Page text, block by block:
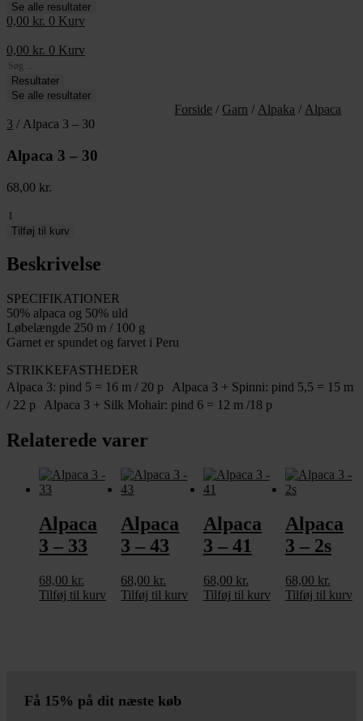
Se alle resultater
0,00 kr. 0 Kurv
0,00 kr. 0 Kurv
Search
...Resultater
Se alle resultater
Forside / Garn / Alpaka / Alpaca
3 / Alpaca 3 – 30
Alpaca 3 – 30
68,00 kr.
Alpaca
3
30
antal
Tilføj til kurv
Beskrivelse
SPECIFIKATIONER
50% alpaca og 50% uld
Løbelængde 250 m / 100 g
Garnet er spundet og farvet i Peru
STRIKKEFASTHEDER
Alpaca 3: pind 5 = 16 m / 20 p Alpaca 3 + Spinni: pind 5,5 = 15 m
/ 22 p Alpaca 3 + Silk Mohair: pind 6 = 12 m /18 p
Relaterede varer
Alpaca
3 – 33
68,00 kr.
Tilføj til kurv
Alpaca
3 – 43
68,00 kr.
Tilføj til kurv
Alpaca
3 – 41
68,00 kr.
Tilføj til kurv
Alpaca
3 – 2s
68,00 kr.
Tilføj til kurv
Få 15% på dit næste køb